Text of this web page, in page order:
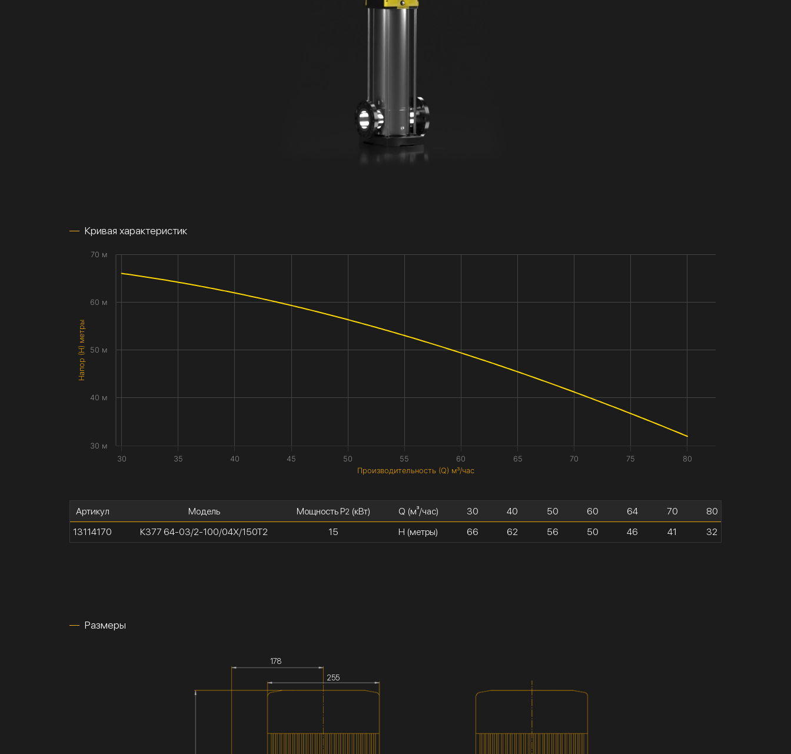
Кривая характеристик
Производительность (Q) м³/час
Напор (H) метры
30 35 40 45 50 55 60 65 70 75 80
30 м
40 м
50 м
60 м
70 м
Артикул
13114170
Модель
К377 64-03/2-100/04Х/150Т2
Мощность P2(кВт)
15
Q (м³/час)
H (метры)
30
66
40
62
50
56
60
50
64
46
70
41
80
32
Размеры
178
255